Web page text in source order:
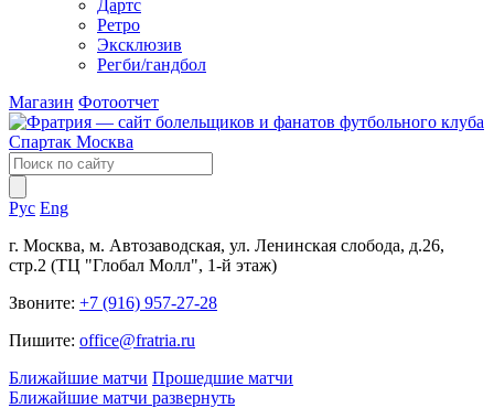
Дартс
Ретро
Эксклюзив
Регби/гандбол
Магазин Фотоотчет
Рус Eng
г. Москва, м. Автозаводская, ул. Ленинская слобода, д.26,
стр.2 (ТЦ "Глобал Молл", 1-й этаж)
Звоните: +7 (916) 957-27-28
Пишите: office@fratria.ru
Ближайшие матчи Прошедшие матчи
Ближайшие матчи развернуть